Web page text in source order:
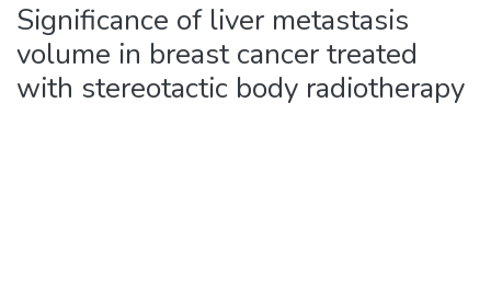
Significance of liver metastasis
volume in breast cancer treated
with stereotactic body radiotherapy